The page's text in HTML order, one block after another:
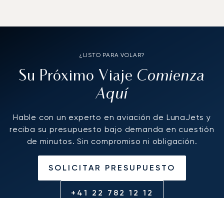
¿LISTO PARA VOLAR?
Su Próximo Viaje Comienza
Aquí
Hable con un experto en aviación de LunaJets y
reciba su presupuesto bajo demanda en cuestión
de minutos. Sin compromiso ni obligación.
SOLICITAR PRESUPUESTO
+41 22 782 12 12